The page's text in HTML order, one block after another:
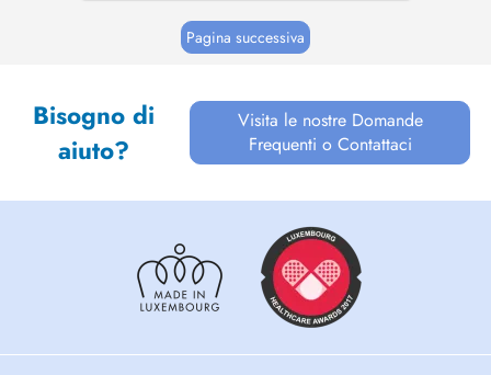
médical au Luxembourg-Kirchberg à la Place
Abbé P.J. Charles Mullendorff numéro...
Pagina successiva
Bisogno di
aiuto?
Visita le nostre Domande
Frequenti o Contattaci